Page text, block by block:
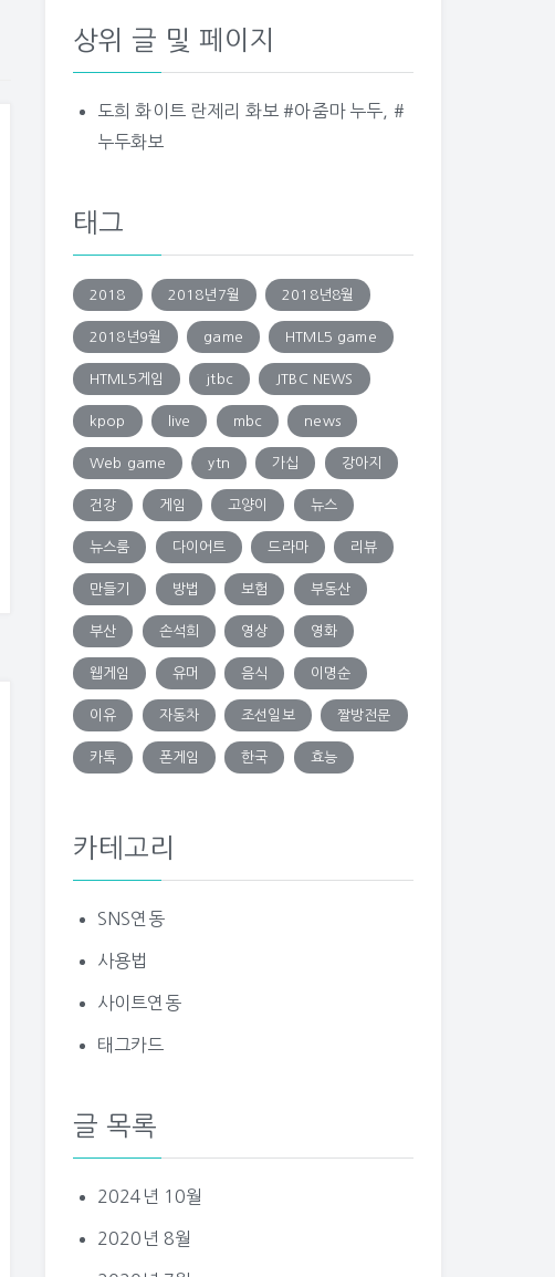
상위 글 및 페이지
도희 화이트 란제리 화보 #아줌마 누두, #
누두화보
태그
2018 2018년7월 2018년8월
2018년9월 game HTML5 game
HTML5게임 jtbc JTBC NEWS
kpop live mbc news
Web game ytn 가십 강아지
건강 게임 고양이 뉴스
뉴스룸 다이어트 드라마 리뷰
만들기 방법 보험 부동산
부산 손석희 영상 영화
웹게임 유머 음식 이명순
이유 자동차 조선일보 짤방전문
카톡 폰게임 한국 효능
카테고리
SNS연동
사용법
사이트연동
태그카드
글 목록
2024년 10월
2020년 8월